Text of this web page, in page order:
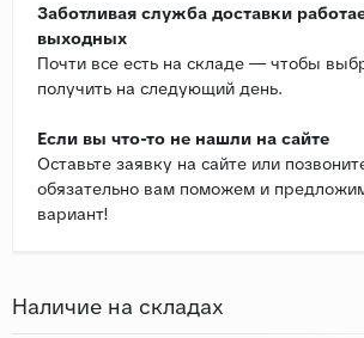
Заботливая служба доставки
выходных
Почти все есть на складе — чтобы
получить на следующий день.
Если вы что-то не нашли на сайте
Оставьте заявку на сайте или
обязательно вам поможем и
вариант!
Наличие на складах